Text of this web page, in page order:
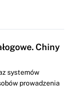
Chiny
systemów
prowadzenia